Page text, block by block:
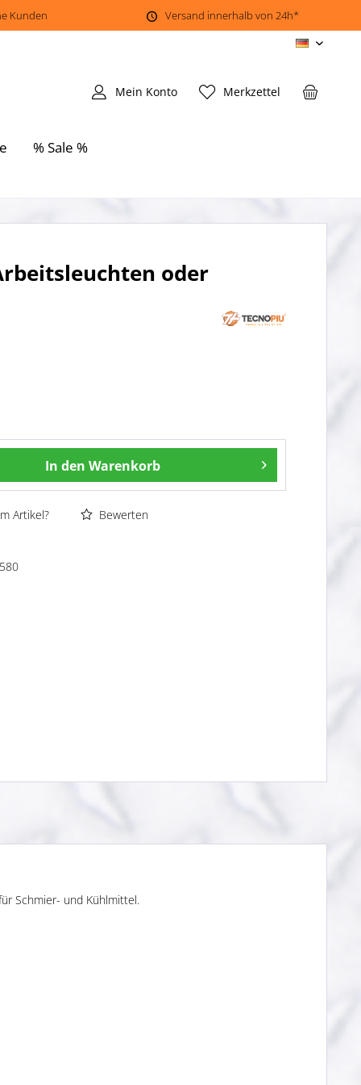
Kunden Versand innerhalb von 24h*
DE
Merkzettel
Mein Konto
% Sale %
oder
In den Warenkorb
Artikel? Bewerten
Schmier- und Kühlmittel.